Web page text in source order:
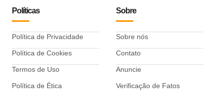
Políticas
Política de Privacidade
Política de Cookies
Termos de Uso
Política de Ética
Sobre
Sobre nós
Contato
Anuncie
Verificação de Fatos